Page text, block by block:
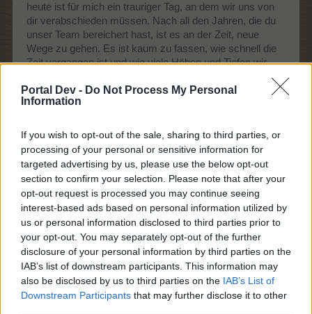
Portal Dev - Do Not Process My Personal
Information
If you wish to opt-out of the sale, sharing to third parties, or
processing of your personal or sensitive information for
targeted advertising by us, please use the below opt-out
section to confirm your selection. Please note that after your
opt-out request is processed you may continue seeing
interest-based ads based on personal information utilized by
us or personal information disclosed to third parties prior to
your opt-out. You may separately opt-out of the further
disclosure of your personal information by third parties on the
IAB’s list of downstream participants. This information may
also be disclosed by us to third parties on the IAB’s List of
Downstream Participants that may further disclose it to other
heute ist für mich ein trauriger Tag, an dem wir uns von
dir verabschieden müssen. Nach all den Jahren, die du
unser Team bereichert hast, ist es an der Zeit, neue
Wege zu gehen. Es ist kaum zu fassen, wie schnell die
Zeit vergangen ist und wie viele Höhen und Tiefen wir
Du warst nicht nur eine tolle Forenmoderatorin, sondern
Fähigkeit, auch in den stürmischsten Zeiten Ruhe und
Gelassenheit auszustrahlen, und Fragen bis ins kleinste
Detail zu beantworten hat uns immer wieder inspiriert. Du
hast es geschafft, selbst die schwierigsten Diskussionen
in konstruktive Bahnen zu lenken und dabei stets ein
offenes Ohr für die Anliegen der User zu haben.
Die unzähligen Momente, in denen wir gemeinsam
gelacht, diskutiert und manchmal auch gestritten haben,
werden uns immer in Erinnerung bleiben. Du hast mit
deinem Charme und deinem Humor das Forum lebendig
gemacht, den Usern mit Deinen ausführlichen Posts
geholfen, und uns alle motiviert, unser Bestes zu geben.